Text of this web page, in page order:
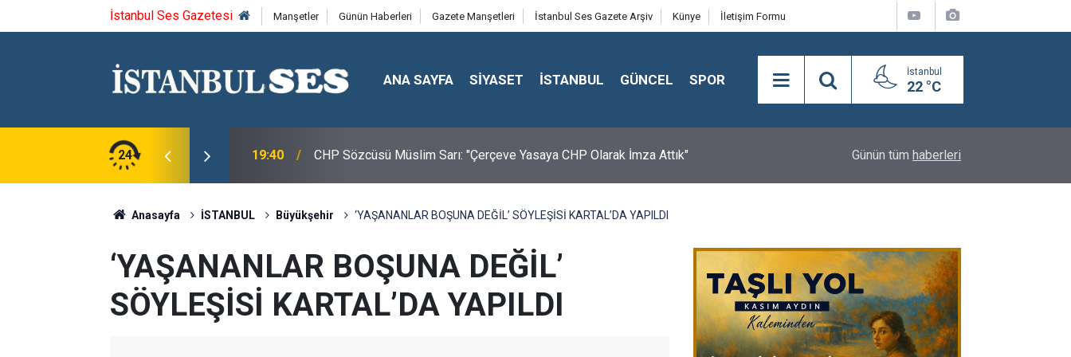
İstanbul Ses Gazetesi Manşetler Günün Haberleri Gazete Manşetleri İstanbul Ses Gazete Arşiv Künye İletişim Formu
ANA SAYFA SİYASET İSTANBUL GÜNCEL SPOR İstanbul
22 °C
24
CHP Spor Kurulu Üyeleri ile Bir Araya
19:40 CHP Sözcüsü Müslim Sarı: "Çerçeve Yasaya CHP Olarak İmza Attık" Y.A.A.Y.D. Derneği Koşusu’nda birinciliğe Kral
Günün tüm haberleri
Anasayfa İSTANBUL Büyükşehir ‘YAŞANANLAR BOŞUNA DEĞİL’ SÖYLEŞİSİ KARTAL’DA YAPILDI
‘YAŞANANLAR BOŞUNA DEĞİL’
SÖYLEŞİSİ KARTAL’DA YAPILDI